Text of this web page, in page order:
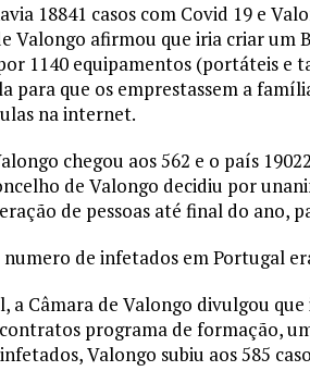
18841 casos com Covid 19 e
Valongo afirmou que iria criar um
1140 equipamentos (portáteis e
para que os emprestassem a
na internet.
chegou aos 562 e o país
de Valongo decidiu por
de pessoas até final do ano,
de infetados em Portugal
a Câmara de Valongo divulgou
programa de formação,
Valongo subiu aos 585